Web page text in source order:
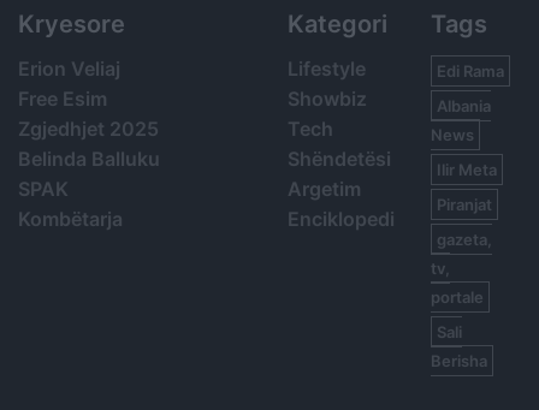
Kryesore
Erion Veliaj
Free Esim
Zgjedhjet 2025
Belinda Balluku
SPAK
Kombëtarja
Kategori
Lifestyle
Showbiz
Tech
Shëndetësi
Argetim
Enciklopedi
Tags
Edi Rama
Albania
News
Ilir Meta
Piranjat
gazeta,
tv,
portale
Sali
Berisha